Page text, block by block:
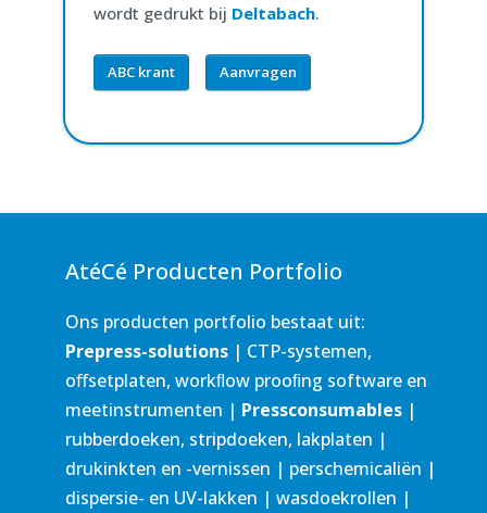
wordt gedrukt bij Deltabach.
ABC krant Aanvragen
AtéCé Producten Portfolio
Ons producten portfolio bestaat uit:
Prepress-solutions | CTP-systemen,
oﬀsetplaten, workﬂow prooﬁng software en
meetinstrumenten | Pressconsumables |
rubberdoeken, stripdoeken, lakplaten |
drukinkten en -vernissen | perschemicaliën |
dispersie- en UV-lakken | wasdoekrollen |